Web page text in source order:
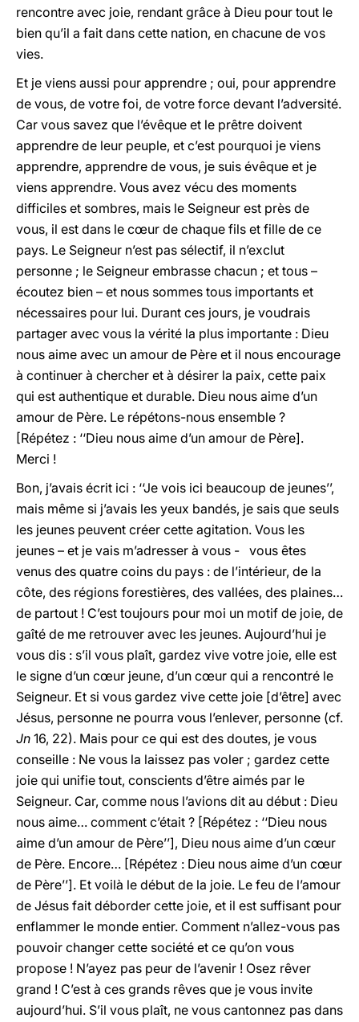
rencontre avec joie, rendant grâce à Dieu pour tout le
bien qu’il a fait dans cette nation, en chacune de vos
vies.
Et je viens aussi pour apprendre ; oui, pour apprendre
de vous, de votre foi, de votre force devant l’adversité.
Car vous savez que l’évêque et le prêtre doivent
apprendre de leur peuple, et c’est pourquoi je viens
apprendre, apprendre de vous, je suis évêque et je
viens apprendre. Vous avez vécu des moments
difficiles et sombres, mais le Seigneur est près de
vous, il est dans le cœur de chaque fils et fille de ce
pays. Le Seigneur n’est pas sélectif, il n’exclut
personne ; le Seigneur embrasse chacun ; et tous –
écoutez bien – et nous sommes tous importants et
nécessaires pour lui. Durant ces jours, je voudrais
partager avec vous la vérité la plus importante : Dieu
nous aime avec un amour de Père et il nous encourage
à continuer à chercher et à désirer la paix, cette paix
qui est authentique et durable. Dieu nous aime d’un
amour de Père. Le répétons-nous ensemble ?
[Répétez : ‘‘Dieu nous aime d’un amour de Père].
Merci !
Bon, j’avais écrit ici : ‘‘Je vois ici beaucoup de jeunes’’,
mais même si j’avais les yeux bandés, je sais que seuls
les jeunes peuvent créer cette agitation. Vous les
jeunes – et je vais m’adresser à vous - vous êtes
venus des quatre coins du pays : de l’intérieur, de la
côte, des régions forestières, des vallées, des plaines…
de partout ! C’est toujours pour moi un motif de joie, de
gaîté de me retrouver avec les jeunes. Aujourd’hui je
vous dis : s’il vous plaît, gardez vive votre joie, elle est
le signe d’un cœur jeune, d’un cœur qui a rencontré le
Seigneur. Et si vous gardez vive cette joie [d’être] avec
Jésus, personne ne pourra vous l’enlever, personne (cf.
Jn 16, 22). Mais pour ce qui est des doutes, je vous
conseille : Ne vous la laissez pas voler ; gardez cette
joie qui unifie tout, conscients d’être aimés par le
Seigneur. Car, comme nous l’avions dit au début : Dieu
nous aime… comment c’était ? [Répétez : ‘‘Dieu nous
aime d’un amour de Père’’], Dieu nous aime d’un cœur
de Père. Encore… [Répétez : Dieu nous aime d’un cœur
de Père’’]. Et voilà le début de la joie. Le feu de l’amour
de Jésus fait déborder cette joie, et il est suffisant pour
enflammer le monde entier. Comment n’allez-vous pas
pouvoir changer cette société et ce qu’on vous
propose ! N’ayez pas peur de l’avenir ! Osez rêver
grand ! C’est à ces grands rêves que je vous invite
aujourd’hui. S’il vous plaît, ne vous cantonnez pas dans